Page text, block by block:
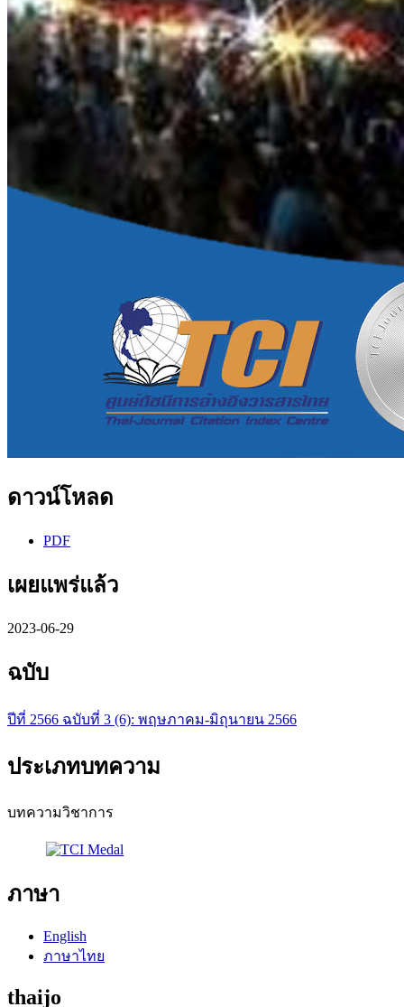
ดาวน์โหลด
PDF
เผยแพร่แล้ว
2023-06-29
ฉบับ
ปีที่ 2566 ฉบับที่ 3 (6): พฤษภาคม-มิถุนายน 2566
ประเภทบทความ
บทความวิชาการ
ภาษา
English
ภาษาไทย
thaijo